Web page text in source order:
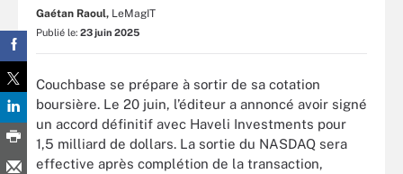
Gaétan Raoul, LeMagIT
Publié le: 23 juin 2025
Couchbase se prépare à sortir de sa cotation
boursière. Le 20 juin, l’éditeur a annoncé avoir signé
un accord définitif avec Haveli Investments pour
1,5 milliard de dollars. La sortie du NASDAQ sera
effective après complétion de la transaction,